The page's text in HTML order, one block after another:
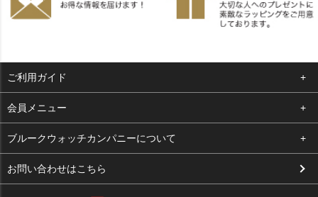
ご利用ガイド
よくある質問
支払い・送料
お客様の声
会員メニュー
ログイン
お気に入り
ブルークウォッチカンパニーについて
会社概要
お問い合わせはこちら